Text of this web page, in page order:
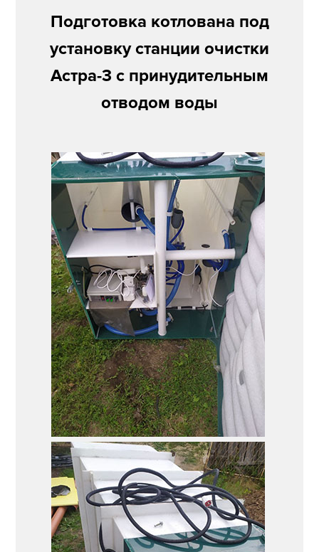
Подготовка котлована под
установку станции очистки
Астра-3 с принудительным
отводом воды